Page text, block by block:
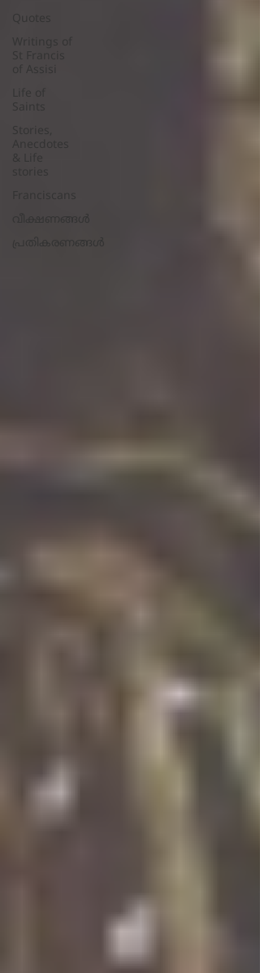
of Assisi
Life of
Stories,
പ്രതികരണങ്ങള്‍